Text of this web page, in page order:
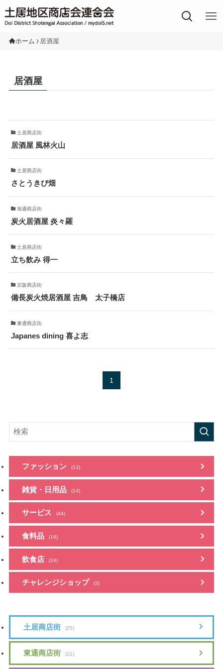
土居地区の商店街
ホーム 居酒屋
居酒屋
土居商店街
居酒屋 風林火山
土居商店街
さとうきび畑
旭通商店街
炭火居酒屋 炎々羅
土居商店街
立ち飲み 得一
京阪商店街
備長炭火焼居酒屋 吉鳥 太子橋店
東通商店街
Japanes dining 喜よ志
1
ファッション (13)
雑貨・日用品 (14)
サービス (44)
食料品 (19)
飲食店 (24)
チャレンジショップ (3)
土居商店街 (25)
東通商店街 (21)